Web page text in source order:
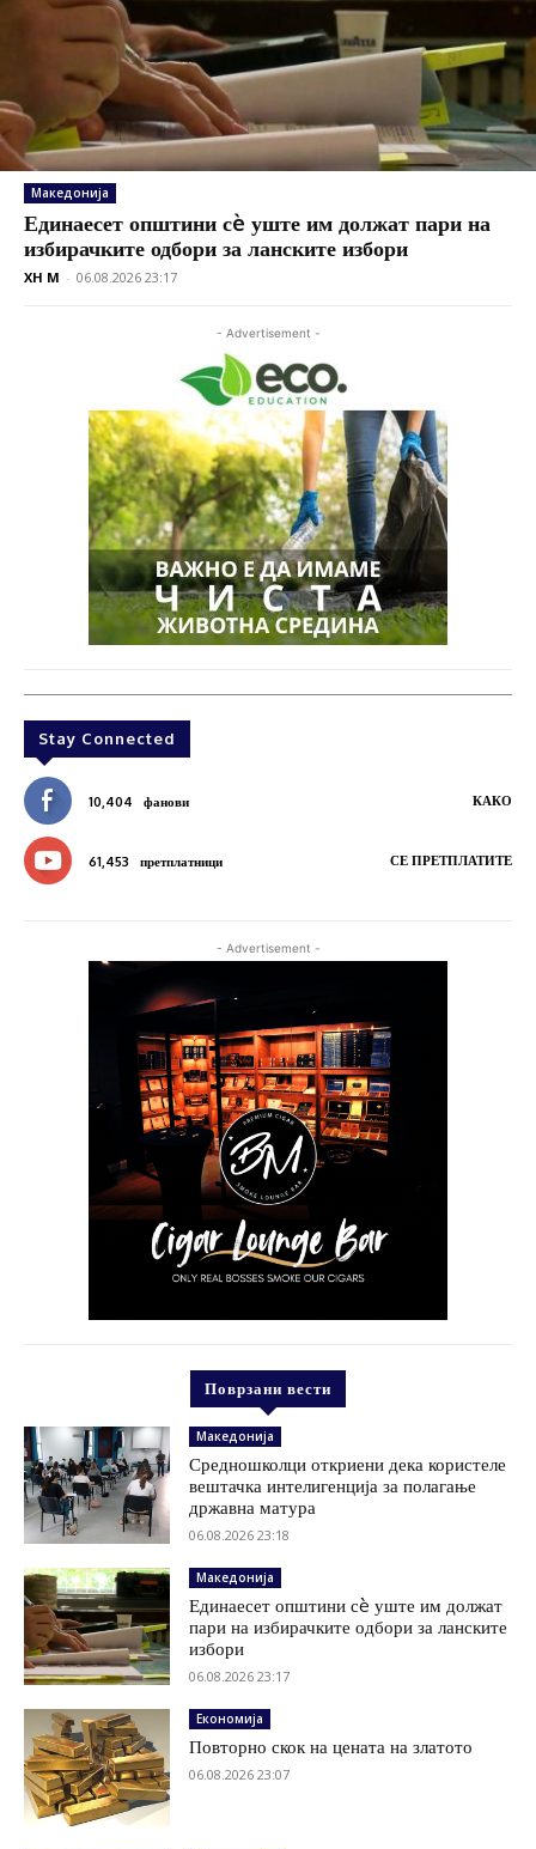
Македонија
Единаесет општини сè уште им должат пари на
избирачките одбори за ланските избори
XH M - 06.08.2026 23:17
- Advertisement -
Stay Connected
10,404 фанови КАКО
61,453 претплатници СЕ ПРЕТПЛАТИТЕ
- Advertisement -
Поврзани вести
Македонија
Средношколци откриени дека користеле
вештачка интелигенција за полагање
државна матура
06.08.2026 23:18
Македонија
Единаесет општини сè уште им должат
пари на избирачките одбори за ланските
избори
06.08.2026 23:17
Економија
Повторно скок на цената на златото
06.08.2026 23:07